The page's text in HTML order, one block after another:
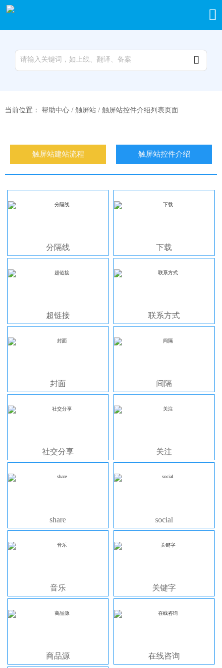


当前位置： 帮助中心 / 触屏站 / 触屏站控件介绍列表页面
触屏站建站流程 触屏站控件介绍
分隔线 下载
超链接 联系方式
封面 间隔
社交分享 关注
share social
音乐 关键字
商品源 在线咨询